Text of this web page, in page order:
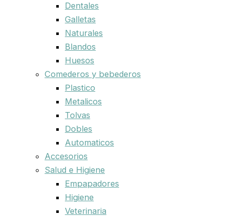
Dentales
Galletas
Naturales
Blandos
Huesos
Comederos y bebederos
Plastico
Metalicos
Tolvas
Dobles
Automaticos
Accesorios
Salud e Higiene
Empapadores
Higiene
Veterinaria